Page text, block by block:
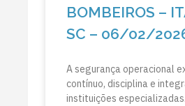
BOMBEIROS –
SC – 06/02/
A segurança operacional
contínuo, disciplina e
instituições